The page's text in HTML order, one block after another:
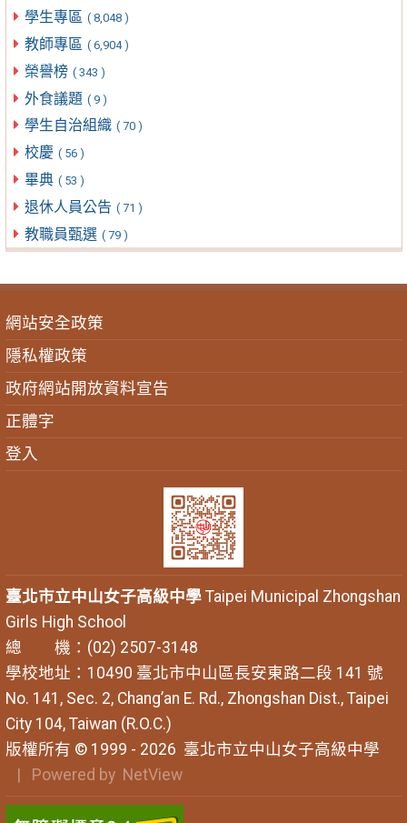
學生專區 ( 8,048 )
教師專區 ( 6,904 )
榮譽榜 ( 343 )
外食議題 ( 9 )
學生自治組織 ( 70 )
校慶 ( 56 )
畢典 ( 53 )
退休人員公告 ( 71 )
教職員甄選 ( 79 )
網站安全政策
隱私權政策
政府網站開放資料宣告
正體字
登入
臺北市立中山女子高級中學Taipei Municipal Zhongshan
Girls High School
總 機：(02) 2507-3148
學校地址：10490 臺北市中山區長安東路二段 141 號
No. 141, Sec. 2, Chang’an E. Rd., Zhongshan Dist., Taipei
City 104, Taiwan (R.O.C.)
版權所有 © 1999 - 2026 臺北市立中山女子高級中學
| Powered by NetView